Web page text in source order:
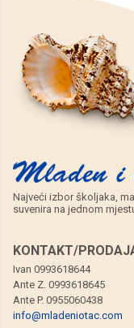
Najveći izbor školjaka,
suvenira na jednom
KONTAKT/
Ivan 0993618644
Ante Z. 0993618645
Ante P. 0955060438
info@mladeniotac.com